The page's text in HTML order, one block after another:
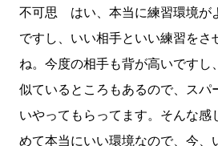
不可思 はい、本当に練習環境が
ですし、いい相手といい練習をさ
ね。今度の相手も背が高いですし
似ているところもあるので、スパ
いやってもらってます。そんな感
めて本当にいい環境なので、今、